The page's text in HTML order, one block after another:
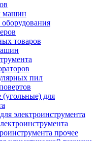
машин
оборудования
товаров
пил
для
электроинструмента
прочее